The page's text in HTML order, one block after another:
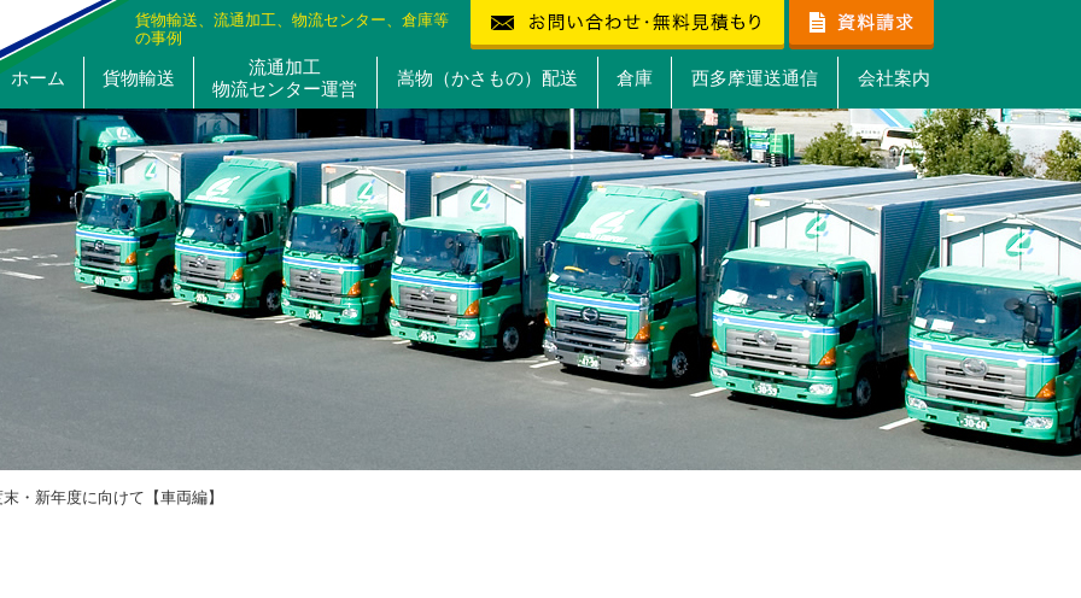
貨物輸送、流通加工、物流センター、倉庫等
の事例
ホーム 貨物輸送
流通加工
物流センター運営
嵩物（かさもの）配送 倉庫 西多摩運送通信 会社案内
・新年度に向けて【車両編】